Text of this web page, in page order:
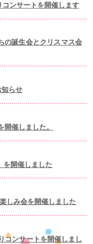
ンサートを開催します
の誕生会とクリスマス会
知らせ
催しました。
を開催しました
しみ会を開催しました
コンサートを開催しまし